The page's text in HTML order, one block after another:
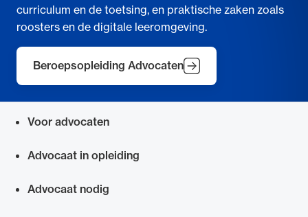
curriculum en de toetsing, en praktische zaken zoals
roosters en de digitale leeromgeving.
Beroepsopleiding Advocaten
Voor advocaten
Advocaat in opleiding
Advocaat nodig